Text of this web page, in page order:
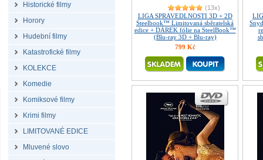
Historické filmy
Horory
Hudební filmy
Katastrofické filmy
KOLEKCE
Komedie
Komiksové filmy
Krimi filmy
LIMITOVANÉ EDICE
Mluvené slovo
(13x)
LIGA SPRAVEDLNOSTI 3D + 2D
Steelbook™ Limitovaná sběratelská
edice + DÁREK fólie na SteelBook™
(Blu-ray 3D + Blu-ray)
799 Kč